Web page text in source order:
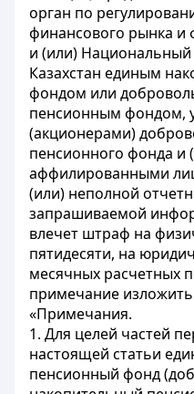
орган по
финансового рынка и
и (или) Национальный
Казахстан единым
фондом или
пенсионным фондом,
(акционерами)
пенсионного фонда и
аффилированными
(или) неполной
запрашиваемой
влечет штраф на
пятидесяти, на
месячных расчетных
примечание
«Примечания.
1. Для целей частей
настоящей статьи
пенсионный фонд